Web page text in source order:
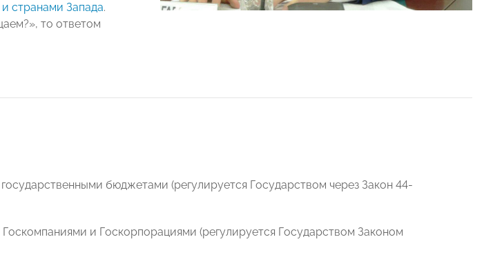
странами Запада.
то ответом
бюджетами (регулируется Государством через Закон 44-
и Госкорпорациями (регулируется Государством Законом